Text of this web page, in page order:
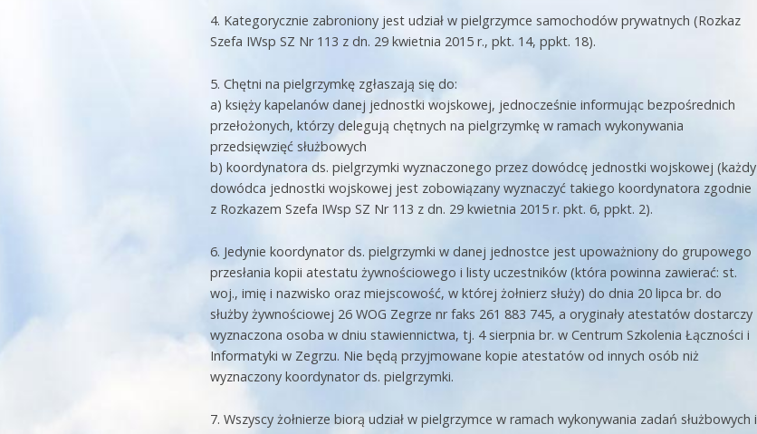
4. Kategorycznie zabroniony jest udział w pielgrzymce samochodów prywatnych (Rozkaz
Szefa IWsp SZ Nr 113 z dn. 29 kwietnia 2015 r., pkt. 14, ppkt. 18).
5. Chętni na pielgrzymkę zgłaszają się do:
a) księży kapelanów danej jednostki wojskowej, jednocześnie informując bezpośrednich
przełożonych, którzy delegują chętnych na pielgrzymkę w ramach wykonywania
przedsięwzięć służbowych
b) koordynatora ds. pielgrzymki wyznaczonego przez dowódcę jednostki wojskowej (każdy
dowódca jednostki wojskowej jest zobowiązany wyznaczyć takiego koordynatora zgodnie
z Rozkazem Szefa IWsp SZ Nr 113 z dn. 29 kwietnia 2015 r. pkt. 6, ppkt. 2).
6. Jedynie koordynator ds. pielgrzymki w danej jednostce jest upoważniony do grupowego
przesłania kopii atestatu żywnościowego i listy uczestników (która powinna zawierać: st.
woj., imię i nazwisko oraz miejscowość, w której żołnierz służy) do dnia 20 lipca br. do
służby żywnościowej 26 WOG Zegrze nr faks 261 883 745, a oryginały atestatów dostarczy
wyznaczona osoba w dniu stawiennictwa, tj. 4 sierpnia br. w Centrum Szkolenia Łączności i
Informatyki w Zegrzu. Nie będą przyjmowane kopie atestatów od innych osób niż
wyznaczony koordynator ds. pielgrzymki.
7. Wszyscy żołnierze biorą udział w pielgrzymce w ramach wykonywania zadań służbowych i